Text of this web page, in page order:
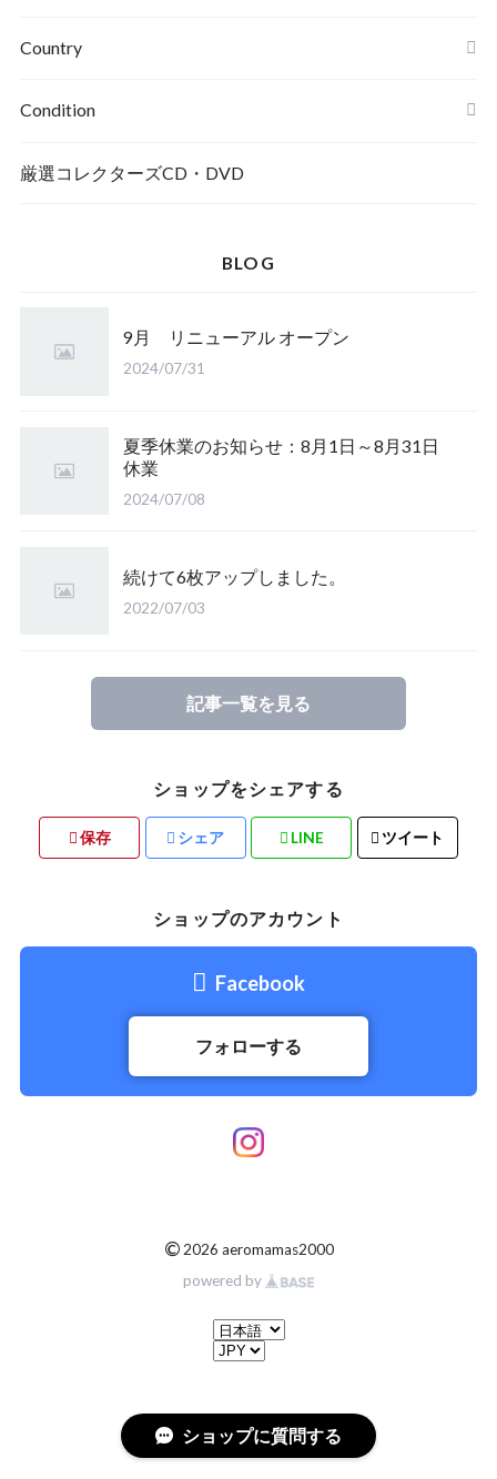
Country
Condition
厳選コレクターズCD・DVD
BLOG
9月 リニューアル オープン
2024/07/31
夏季休業のお知らせ：8月1日～8月31日
休業
2024/07/08
続けて6枚アップしました。
2022/07/03
記事一覧を見る
ショップをシェアする
保存 シェア LINE ツイート
ショップのアカウント
Facebook
フォローする
© 2026 aeromamas2000
powered by
ショップに質問する